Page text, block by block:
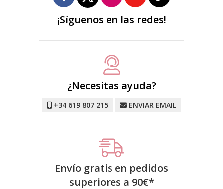
¡Síguenos en las redes!
¿Necesitas ayuda?
+34 619 807 215 ENVIAR EMAIL
Envío gratis en pedidos
superiores a 90€*